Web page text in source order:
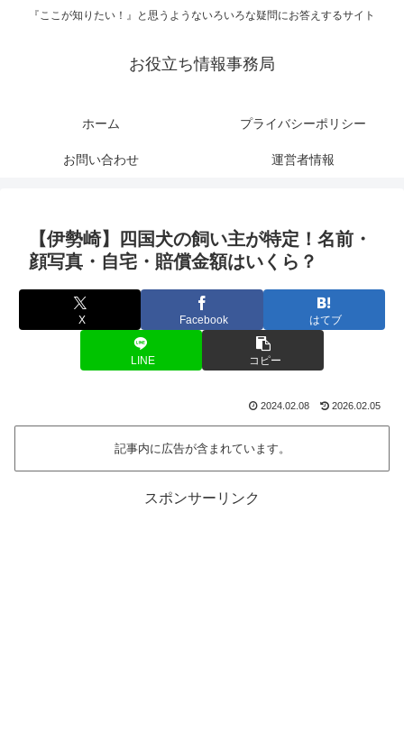
『ここが知りたい！』と思うようないろいろな疑問にお答えするサイト
お役立ち情報事務局
ホーム プライバシーポリシー
お問い合わせ 運営者情報
【伊勢崎】四国犬の飼い主が特定！名前・
顔写真・自宅・賠償金額はいくら？
X Facebook はてブ
LINE コピー
2024.02.08 2026.02.05
記事内に広告が含まれています。
スポンサーリンク